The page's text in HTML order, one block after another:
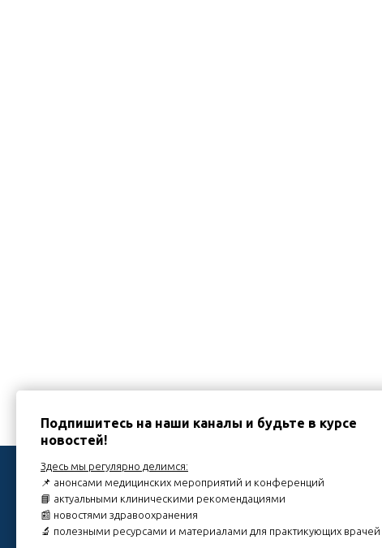
Подпишитесь на наши каналы и будьте в курсе
новостей!
Здесь мы регулярно делимся:
📌 анонсами медицинских мероприятий и конференций
📘 актуальными клиническими рекомендациями
📰 новостями здравоохранения
🔬 полезными ресурсами и материалами для практикующих врачей
Расписание